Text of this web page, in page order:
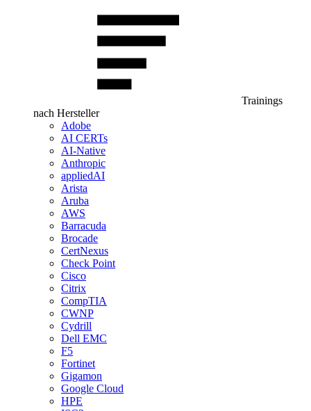
Trainings
nach Hersteller
Adobe
AI CERTs
AI-Native
Anthropic
appliedAI
Arista
Aruba
AWS
Barracuda
Brocade
CertNexus
Check Point
Cisco
Citrix
CompTIA
CWNP
Cydrill
Dell EMC
F5
Fortinet
Gigamon
Google Cloud
HPE